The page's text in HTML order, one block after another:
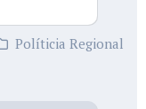
Políticia Regional